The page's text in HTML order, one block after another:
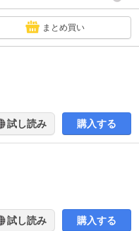
まとめ買い
試し読み 購入する
試し読み 購入する